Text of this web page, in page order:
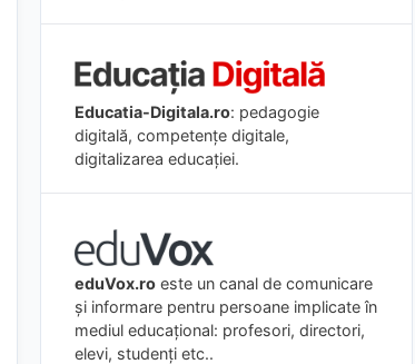
Educatia-Digitala.ro: pedagogie
digitală, competențe digitale,
digitalizarea educației.
eduVox.ro este un canal de comunicare
și informare pentru persoane implicate în
mediul educațional: profesori, directori,
elevi, studenți etc..